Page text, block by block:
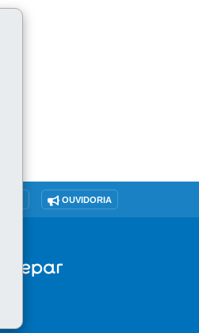
OUVIDORIA